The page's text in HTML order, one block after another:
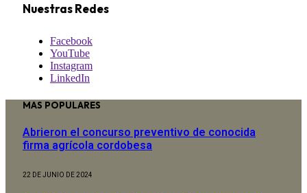
Nuestras Redes
Facebook
YouTube
Instagram
LinkedIn
MAS POPULARES
Abrieron el concurso preventivo de conocida
firma agrícola cordobesa
22 DE JUNIO DE 2024